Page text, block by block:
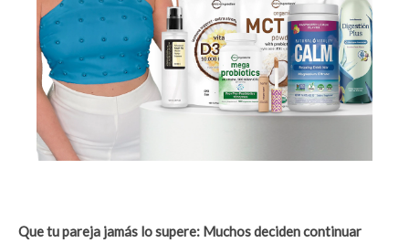
Que tu pareja jamás lo supere: Muchos deciden continuar